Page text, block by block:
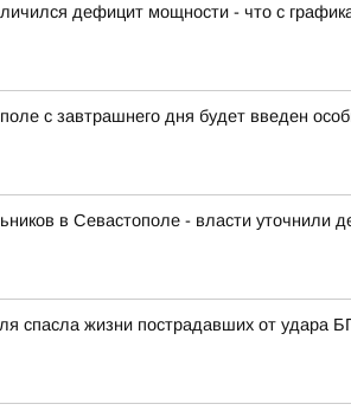
дефицит мощности - что с
с завтрашнего дня будет введен
в Севастополе - власти уточнили
спасла жизни пострадавших от удара